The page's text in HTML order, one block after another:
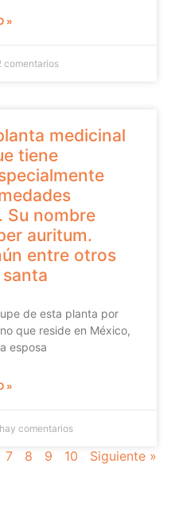
»
comentarios
medicinal
tiene
Su nombre
auritum.
entre otros
de esta planta por
que reside en México,
esposa
»
comentarios
7 8 9 10 Siguiente »